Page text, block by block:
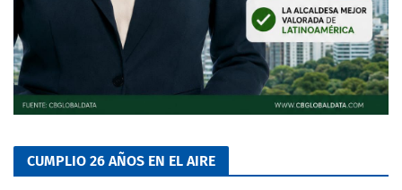
CUMPLIO 26 AÑOS EN EL AIRE